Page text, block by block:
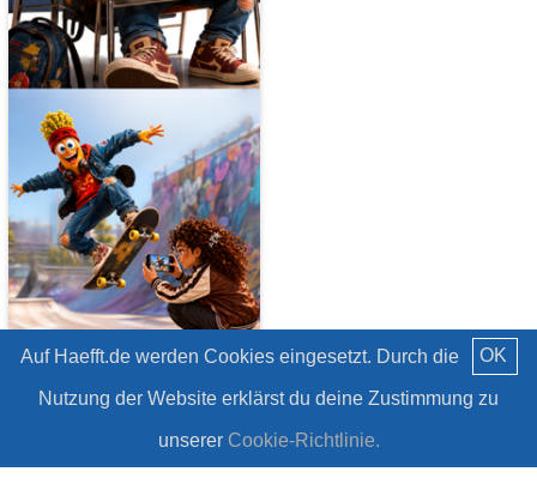
NEU: Häfft Originals!
#Häfft
Mehr laden
OK
Auf Haefft.de werden Cookies eingesetzt. Durch die
Nutzung der Website erklärst du deine Zustimmung zu
unserer Cookie-Richtlinie.